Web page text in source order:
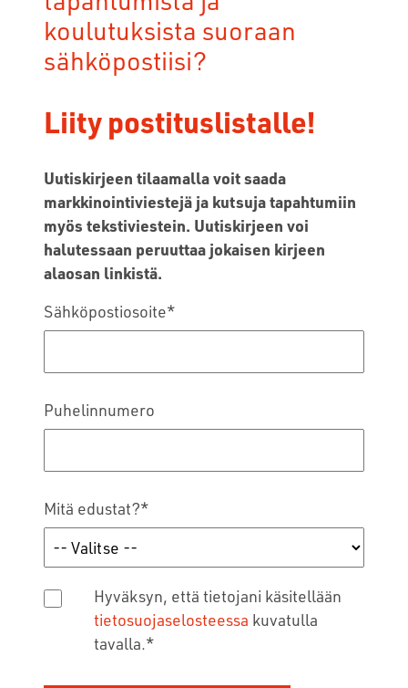
koulutuksista suoraan
sähköpostiisi?
Liity postituslistalle!
Uutiskirjeen tilaamalla voit saada
markkinointiviestejä ja kutsuja tapahtumiin
myös tekstiviestein. Uutiskirjeen voi
halutessaan peruuttaa jokaisen kirjeen
alaosan linkistä.
Sähköpostiosoite*
Puhelinnumero
Mitä edustat?*
Hyväksyn, että tietojani käsitellään
tietosuojaselosteessa kuvatulla
tavalla.*